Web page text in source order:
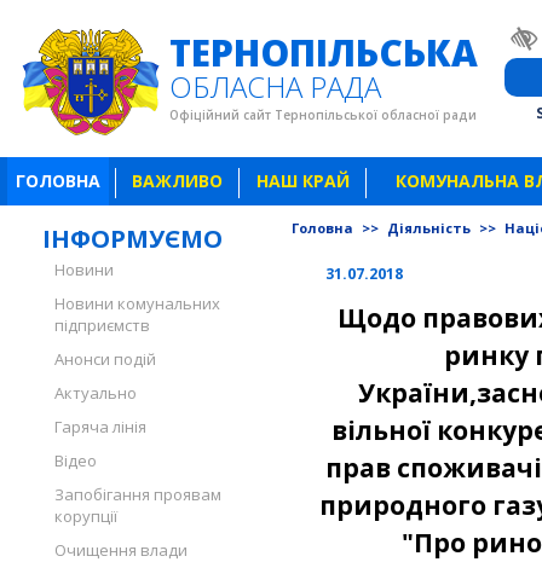
ТЕРНОПІЛЬСЬКА
ОБЛАСНА РАДА
Офіційний сайт Тернопільської обласної ради
ГОЛОВНА ВАЖЛИВО НАШ КРАЙ КОМУНАЛЬНА
ІНФОРМУЄМО
Новини
Новини комунальних
підприємств
Анонси подій
Актуально
Гаряча лінія
Відео
Запобігання проявам
корупції
Очищення влади
Головна >> Діяльність >>
31.07.2018
Щодо
ринку
вільної
прав
природного
"Про